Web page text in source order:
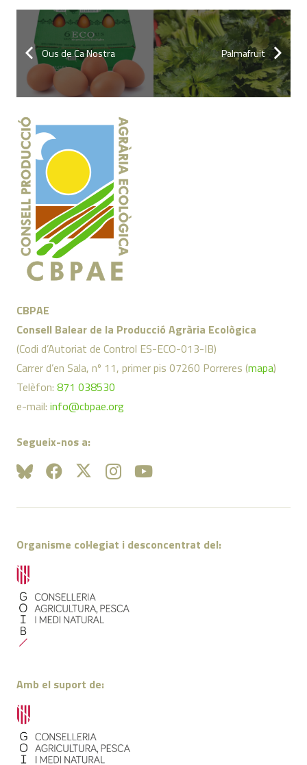
Ous de Ca Nostra Palmafruit
CBPAE
Consell Balear de la Producció Agrària Ecològica
(Codi d’Autoriat de Control ES-ECO-013-IB)
Carrer d’en Sala, nº 11, primer pis 07260 Porreres (mapa)
Telèfon: 871 038530
e-mail: info@cbpae.org
Segueix-nos a:
Organisme col·legiat i desconcentrat del:
Amb el suport de: